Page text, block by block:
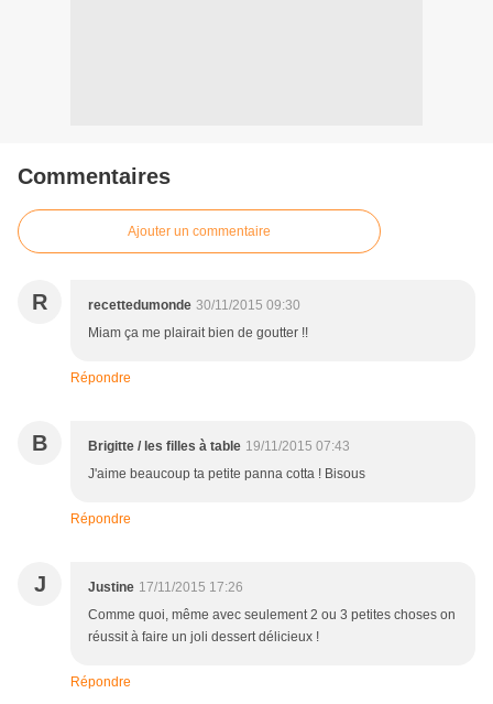
Commentaires
Ajouter un commentaire
R recettedumonde 30/11/2015 09:30
Miam ça me plairait bien de goutter !!
Répondre
B Brigitte / les filles à table 19/11/2015 07:43
J'aime beaucoup ta petite panna cotta ! Bisous
Répondre
J Justine 17/11/2015 17:26
Comme quoi, même avec seulement 2 ou 3 petites choses on
réussit à faire un joli dessert délicieux !
Répondre